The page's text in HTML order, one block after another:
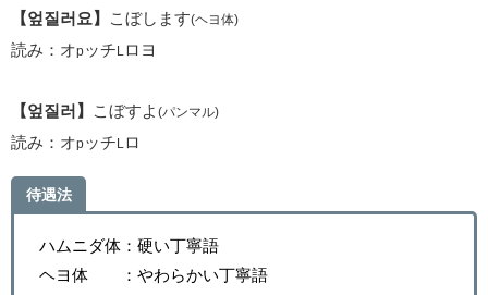
【엎질러요】 こぼします(ヘヨ体)
読み：オpッチ ロヨ
【엎질러】 こぼすよ (パンマル)
読み：オpッチ ロ
待遇法
ハムニダ体：硬い丁寧語
ヘヨ体 ：やわらかい丁寧語